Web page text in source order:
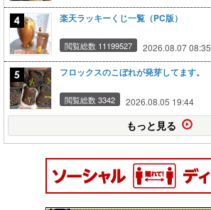
楽天ラッキーくじ一覧（PC版）
閲覧総数 11199527 2026.08.07 08:35
フロックスのこぼれが発芽してます。
閲覧総数 3342 2026.08.05 19:44
もっと見る